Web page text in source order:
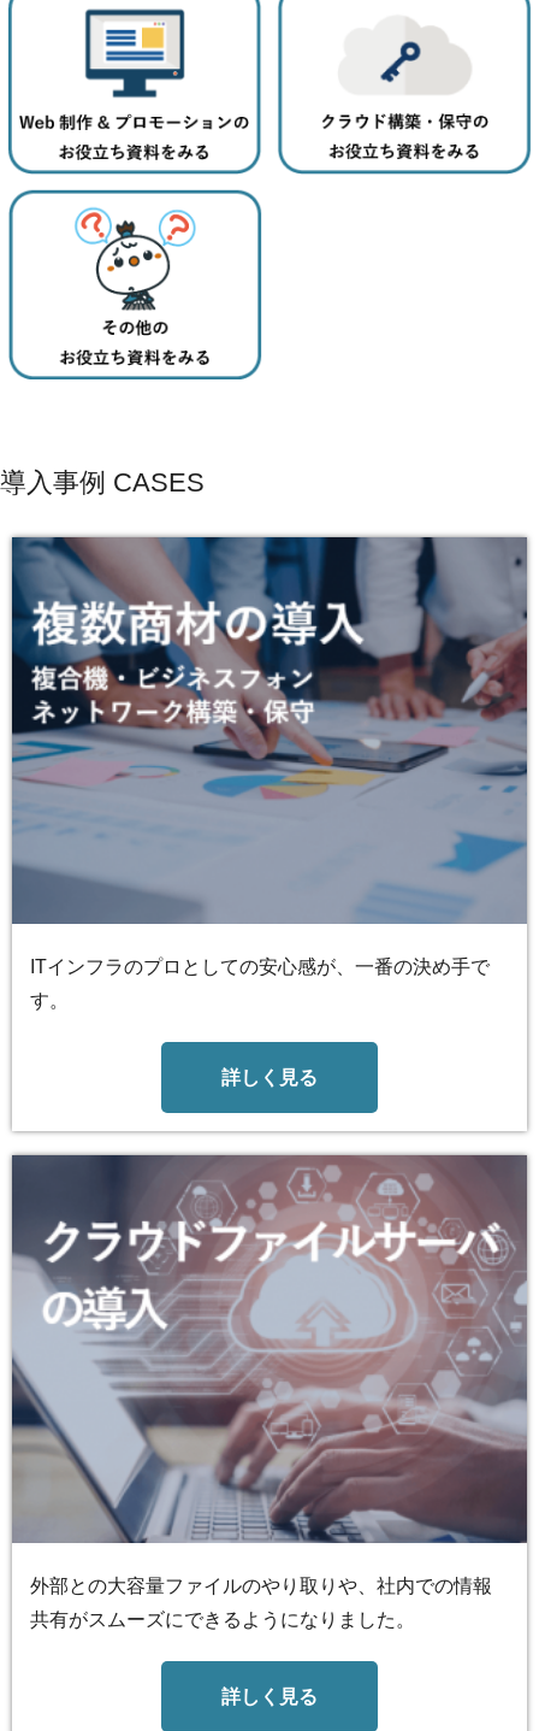
導入事例 CASES
ITインフラのプロとしての安心感が、一番の決め手で
す。
詳しく見る
外部との大容量ファイルのやり取りや、社内での情報
共有がスムーズにできるようになりました。
詳しく見る